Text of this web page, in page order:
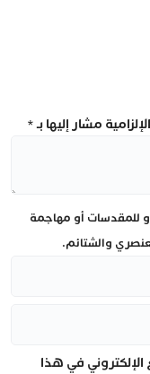
مشار إليها بـ*
للمقدسات أو مهاجمة
والشتائم.
في هذا